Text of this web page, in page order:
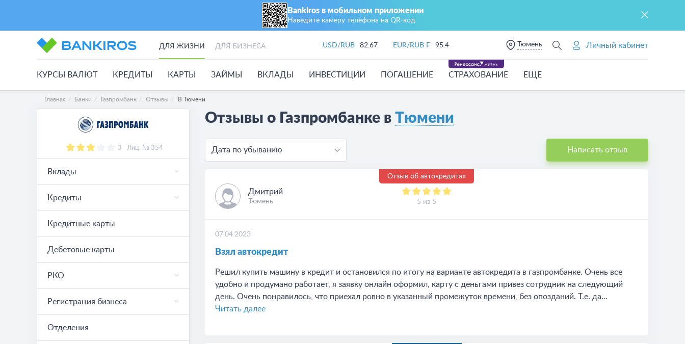
Bankiros в мобильном приложении
Наведите камеру телефона на QR‑код
ДЛЯ ЖИЗНИ ДЛЯ БИЗНЕСА USD/RUB 82.67 EUR/RUB F 95.4 Тюмень Личный кабинет
КУРСЫ ВАЛЮТ КРЕДИТЫ КАРТЫ ЗАЙМЫ ВКЛАДЫ ИНВЕСТИЦИИ ПОГАШЕНИЕ СТРАХОВАНИЕ ЕЩЕ
Главная Банки Газпромбанк Отзывы В Тюмени
3 Лиц. № 354
Вклады
Кредиты
Кредитные карты
Дебетовые карты
РКО
Регистрация бизнеса
Отделения
Отзывы о Газпромбанке в Тюмени
Дата по убыванию Написать отзыв
Отзыв об автокредитах
Дмитрий
Тюмень 5 из 5
07.04.2023
​Взял автокредит
Решил купить машину в кредит и остановился по итогу на варианте автокредита в газпромбанке. Очень все
удобно и продумано работает, я заявку онлайн оформил, карту с деньгами привез сотрудник на следующий
день. Очень понравилось, что приехал ровно в указанный промежуток времени, без опозданий. Т.е. да...
Читать далее